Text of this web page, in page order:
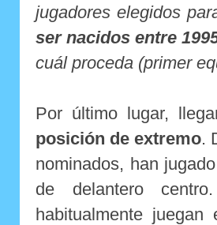
jugadores elegidos
ser nacidos entre
cuál proceda (primer
Por último lugar,
posición de extremo.
nominados, han
de delantero
habitualmente